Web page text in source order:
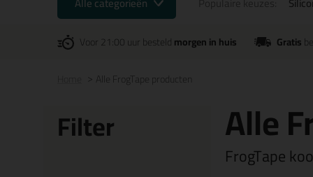
Voor 21:00 uur besteldmorgen in huis Gratis
Alle FrogTape producten
Filter Alle
FrogTape